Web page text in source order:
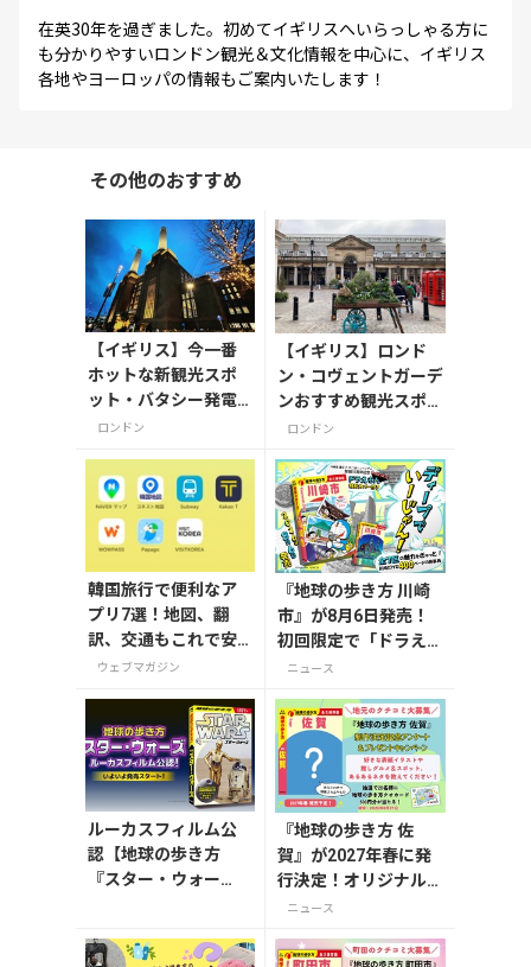
在英30年を過ぎました。初めてイギリスへいらっしゃる方に
も分かりやすいロンドン観光＆文化情報を中心に、イギリス
各地やヨーロッパの情報もご案内いたします！
その他のおすすめ
【イギリス】今一番
ホットな新観光スポ
ット・バタシー発電
所徹底ガイド
ロンドン
【イギリス】ロンド
ン・コヴェントガーデ
ンおすすめ観光スポッ
ト3つ！
ロンドン
韓国旅行で便利なア
プリ7選！地図、翻
訳、交通もこれで安
心ウェブマガジン
『地球の歩き方 川崎
市』が8月6日発売！
初回限定で「ドラえも
ん」描き下ろし特別カ
ニュース
ルーカスフィルム公
認【地球の歩き方
『スター・ウォー
ログラム仕様の特製
『地球の歩き方 佐
賀』が2027年春に発
行決定！オリジナルグ
ッズが当たる発行記念
ニュース